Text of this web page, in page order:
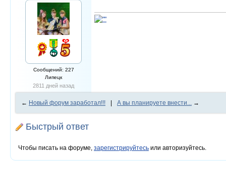
Сообщений: 227
Липецк
2811 дней назад
← Новый форум заработал!!! А вы планируете внести... →
Быстрый ответ
Чтобы писать на форуме, зарегистрируйтесь или авторизуйтесь.